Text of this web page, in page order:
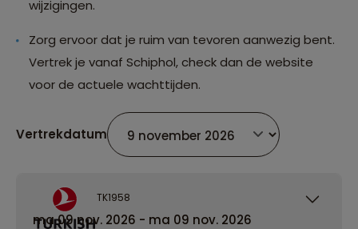
wijzigingen.
Zorg ervoor dat je ruim van tevoren aanwezig bent.
Vertrek je vanaf Schiphol, check dan de website
voor de actuele wachttijden.
Vertrekdatum
TK1958
ma 09 nov. 2026 - ma 09 nov. 2026